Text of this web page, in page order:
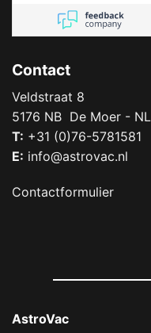
Contact
Veldstraat 8
5176 NB De Moer - NL
T: +31 (0)76-5781581
E: info@astrovac.nl
Contactformulier
AstroVac